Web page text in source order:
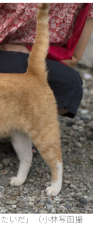
いだ」（小林写函撮